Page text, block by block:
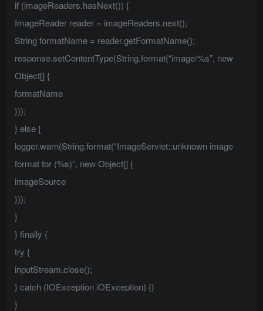
if (imageReaders.hasNext()) {
ImageReader reader = imageReaders.next();
String formatName = reader.getFormatName();
response.setContentType(String.format(“image/%s”, new
Object[] {
formatName
}));
} else {
logger.warn(String.format(“ImageServlet::unknown image
format for (%s)”, new Object[] {
imageSource
}));
}
} finally {
try {
inputStream.close();
} catch (IOException iOException) {}
}